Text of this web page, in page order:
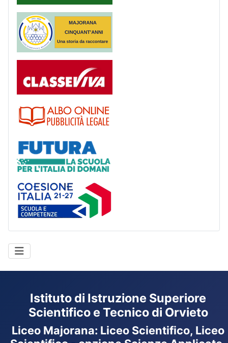
Istituto di Istruzione Superiore
Scientifico e Tecnico di Orvieto
Liceo Majorana: Liceo Scientifico, Liceo